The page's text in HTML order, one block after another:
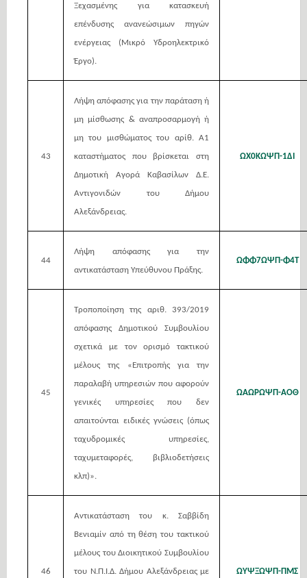
Ξεχασμένης για κατασκευή
επένδυσης ανανεώσιμων πηγών
ενέργειας (Μικρό Υδροηλεκτρικό
Έργο).
43
Λήψη απόφασης για την παράταση ή
μη μίσθωσης & αναπροσαρμογή ή
μη του μισθώματος του αρίθ. Α1
καταστήματος που βρίσκεται στη
Δημοτική Αγορά Καβασίλων Δ.Ε.
Αντιγονιδών του Δήμου
Αλεξάνδρειας.
ΩΧ0ΚΩΨΠ-1ΔΙ
44
Λήψη απόφασης για την
αντικατάσταση Υπεύθυνου Πράξης.
ΩΦΦ7ΩΨΠ-Φ4Τ
45
Τροποποίηση της αριθ. 393/2019
απόφασης Δημοτικού Συμβουλίου
σχετικά με τον ορισμό τακτικού
μέλους της «Επιτροπής για την
παραλαβή υπηρεσιών που αφορούν
γενικές υπηρεσίες που δεν
απαιτούνται ειδικές γνώσεις (όπως
ταχυδρομικές υπηρεσίες,
ταχυμεταφορές, βιβλιοδετήσεις
κλπ)».
ΩΑΩΡΩΨΠ-ΑΟΘ
46
Αντικατάσταση του κ. Σαββίδη
Βενιαμίν από τη θέση του τακτικού
μέλους του Διοικητικού Συμβουλίου
του Ν.Π.Ι.Δ. Δήμου Αλεξάνδρειας με ΩΥΨΞΩΨΠ-ΠΜΣ